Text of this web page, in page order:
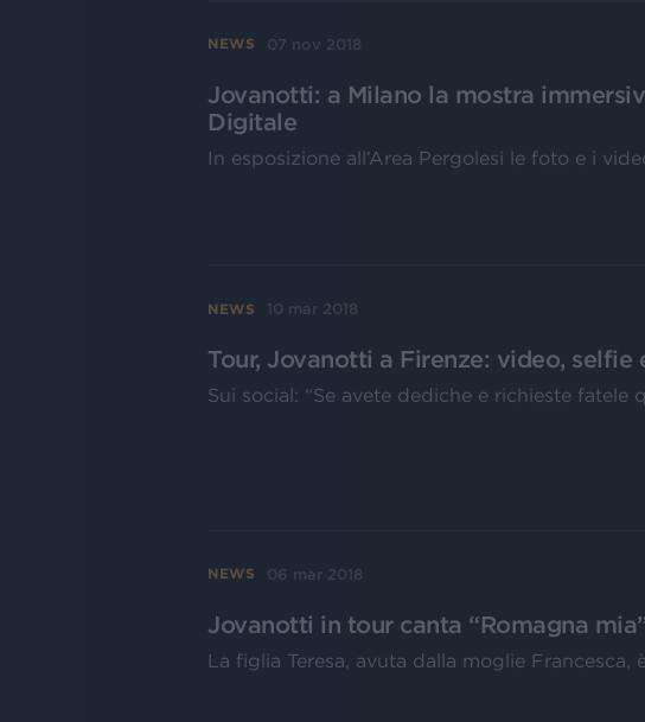
NEWS 07 nov 2018
Jovanotti: a Milano la mostra
Digitale
In esposizione all’Area Pergolesi le foto e i
NEWS 10 mar 2018
Tour, Jovanotti a Firenze: video,
Sui social: “Se avete dediche e richieste fatele
NEWS 06 mar 2018
Jovanotti in tour canta “Romagna
La figlia Teresa, avuta dalla moglie